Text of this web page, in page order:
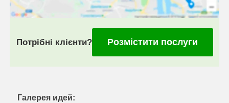
Потрібні клієнти? Розмістити послуги
Галерея идей: